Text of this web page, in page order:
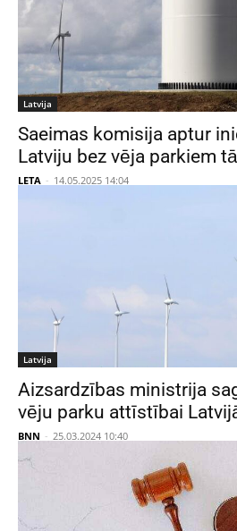
Latvija
Saeimas komisija aptur
Latviju bez vēja parkiem
LETA - 14.05.2025 14:04
Latvija
Aizsardzības ministrija
vēju parku attīstībai
BNN - 25.03.2024 10:40